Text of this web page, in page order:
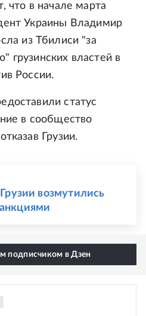
что в начале марта
Украины Владимир
из Тбилиси "за
грузинских властей в
России.
статус
в сообщество
Грузии.
возмутились
подписчиком в Дзен